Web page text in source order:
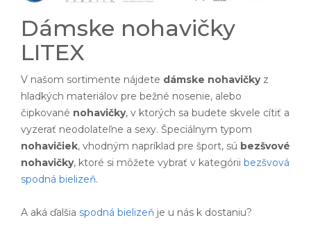
Dámske nohavičky
LITEX
V našom sortimente nájdete dámske nohavičkyz
hladkých materiálov pre bežné nosenie, alebo
čipkované nohavičky, v ktorých sa budete skvele cítiť a
vyzerať neodolateľne a sexy. Špeciálnym typom
nohavičiek, vhodným napríklad pre šport, sú bezšvové
nohavičky, ktoré si môžete vybrať v kategórii bezšvová
spodná bielizeň.
A aká ďalšia spodná bielizeň je u nás k dostaniu?